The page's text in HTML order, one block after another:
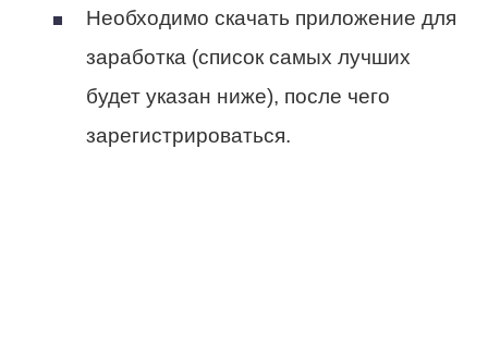
Необходимо скачать приложение для
заработка (список самых лучших
будет указан ниже), после чего
зарегистрироваться.